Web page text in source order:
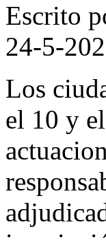
Escrito
24-5-
Los
el 10 y